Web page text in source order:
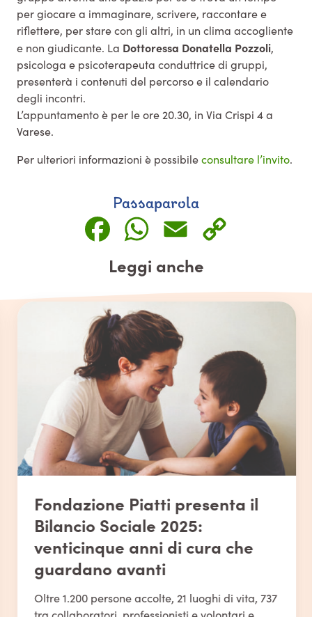
per giocare a immaginare, scrivere, raccontare e
riflettere, per stare con gli altri, in un clima accogliente
e non giudicante. La Dottoressa Donatella Pozzoli,
psicologa e psicoterapeuta conduttrice di gruppi,
presenterà i contenuti del percorso e il calendario
degli incontri.
L’appuntamento è per le ore 20.30, in Via Crispi 4 a
Varese.
Per ulteriori informazioni è possibileconsultare l’invito.
Passaparola
Facebook
WhatsApp
Email
Leggi anche
Fondazione Piatti presenta il
Bilancio Sociale 2025:
venticinque anni di cura che
guardano avanti
Oltre 1.200 persone accolte, 21 luoghi di vita, 737